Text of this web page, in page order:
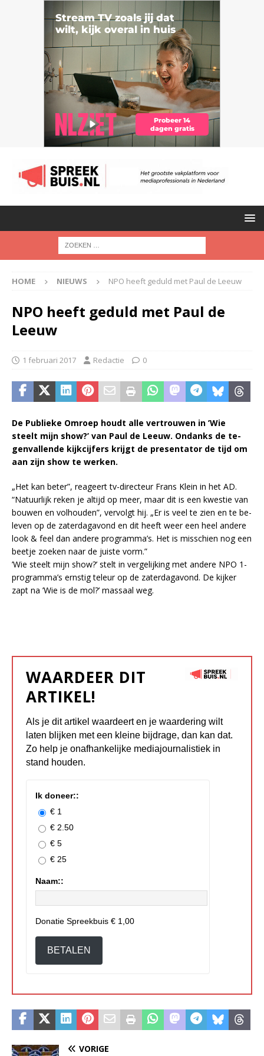
HOME NIEUWS NPO heeft geduld met Paul de Leeuw
NPO heeft geduld met Paul de
Leeuw
1 februari 2017 Redactie 0
De Pu­blie­ke Om­roep houdt alle ver­trou­wen in ’Wie
steelt mijn show?’ van Paul de Leeuw. On­danks de te­
gen­val­len­de kijk­cij­fers krijgt de pre­sen­ta­tor de tijd om
aan zijn show te wer­ken.
„Het kan be­ter”, re­a­geert tv-di­rec­teur Frans Klein in het AD.
“Na­tuur­lijk re­ken je al­tijd op meer, maar dit is een kwes­tie van
bou­wen en vol­hou­den”, ver­volgt hij. „Er is veel te zien en te be­
le­ven op de za­ter­dag­avond en dit heeft weer een heel an­de­re
look & feel dan an­de­re pro­gram­ma’s. Het is mis­schien nog een
beet­je zoe­ken naar de juis­te vorm.”
’Wie steelt mijn show?’ stelt in ver­ge­lij­king met an­de­re NPO 1-
pro­gram­ma’s ern­stig te­leur op de za­ter­dag­avond. De kij­ker
zapt na ’Wie is de mol?’ mas­saal weg.
WAARDEER DIT
ARTIKEL!
Als je dit artikel waardeert en je waardering wilt
laten blijken met een kleine bijdrage, dan kan dat.
Zo help je onafhankelijke mediajournalistiek in
stand houden.
Ik doneer::
€ 1
€ 2.50
€ 5
€ 25
Naam::
Donatie Spreekbuis € 1,00
BETALEN
VORIGE